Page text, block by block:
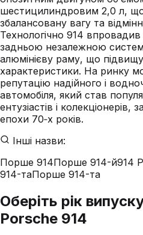
шестицилиндровим 2,0 л, що
збалансовану вагу та
Технологічно 914
задньою незалежною
алюмінієву раму, що
характеристики. На ринку
репутацію надійного і
автомобіля, який став
ентузіастів і
епохи 70‑х років.
Інші назви:
Порше 914Порше 914-й914
914-таПорше 914-та
Оберіть рік
Porsche 914